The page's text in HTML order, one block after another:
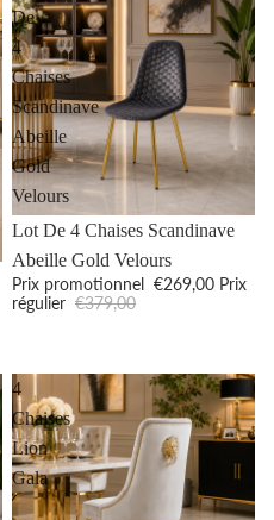
De
4
Chaises
Scandinave
Abeille
Gold
Velours
Promotion
Lot De 4 Chaises Scandinave
Abeille Gold Velours
Prix promotionnel €269,00 Prix
régulier €379,00
4
Chaises
Lion
Gala